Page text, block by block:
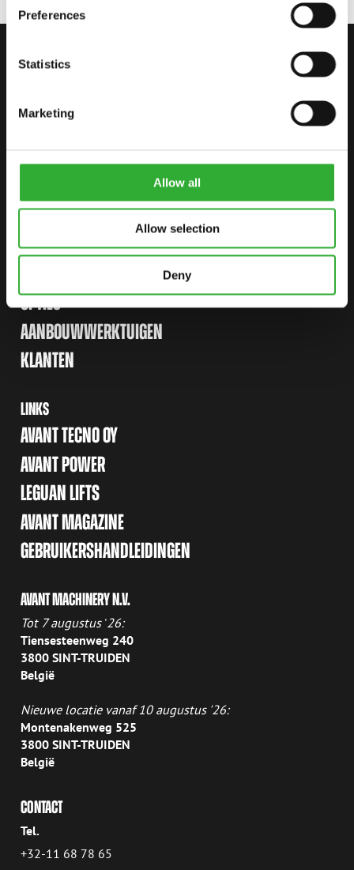
Preferences
Statistics
Marketing
Allow all
Allow selection
Deny
CONTACTEER ONS
START JE AVONTUUR MET AVANT
SITEMAP
OPTIES
AANBOUWWERKTUIGEN
KLANTEN
LINKS
AVANT TECNO OY
AVANT POWER
LEGUAN LIFTS
AVANT MAGAZINE
GEBRUIKERSHANDLEIDINGEN
AVANT MACHINERY N.V.
Tot 7 augustus'26:
Tiensesteenweg 240
3800 SINT-TRUIDEN
België
Nieuwe locatie vanaf 10 augustus '26:
Montenakenweg 525
3800 SINT-TRUIDEN
België
CONTACT
Tel.
+32-11 68 78 65